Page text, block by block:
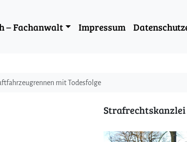
– Fachanwalt Impressum
mit Todesfolge